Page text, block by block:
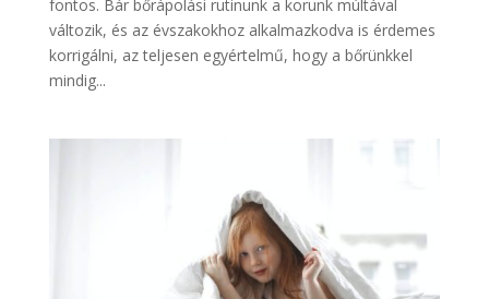
fontos. Bár bőrápolási rutinunk a korunk múltával
változik, és az évszakokhoz alkalmazkodva is érdemes
korrigálni, az teljesen egyértelmű, hogy a bőrünkkel
mindig...